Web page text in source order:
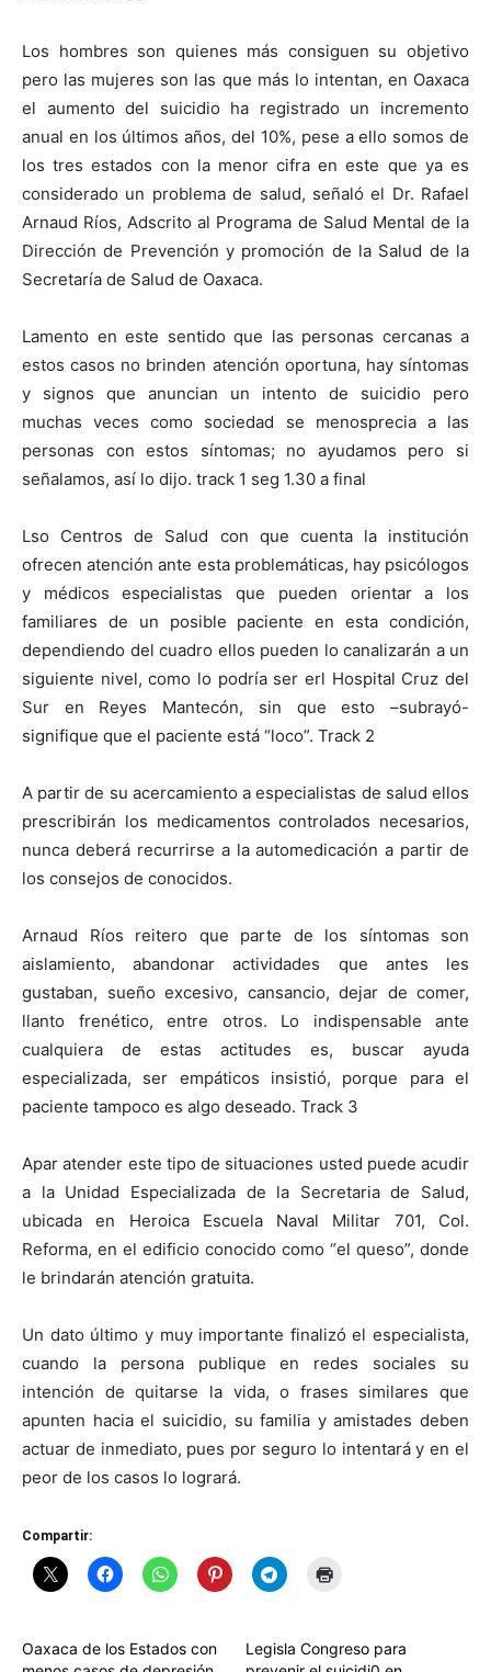
Los hombres son quienes más consiguen su objetivo
pero las mujeres son las que más lo intentan, en Oaxaca
el aumento del suicidio ha registrado un incremento
anual en los últimos años, del 10%, pese a ello somos de
los tres estados con la menor cifra en este que ya es
considerado un problema de salud, señaló el Dr. Rafael
Arnaud Ríos, Adscrito al Programa de Salud Mental de la
Dirección de Prevención y promoción de la Salud de la
Secretaría de Salud de Oaxaca.
Lamento en este sentido que las personas cercanas a
estos casos no brinden atención oportuna, hay síntomas
y signos que anuncian un intento de suicidio pero
muchas veces como sociedad se menosprecia a las
personas con estos síntomas; no ayudamos pero si
señalamos, así lo dijo. track 1 seg 1.30 a final
Lso Centros de Salud con que cuenta la institución
ofrecen atención ante esta problemáticas, hay psicólogos
y médicos especialistas que pueden orientar a los
familiares de un posible paciente en esta condición,
dependiendo del cuadro ellos pueden lo canalizarán a un
siguiente nivel, como lo podría ser erl Hospital Cruz del
Sur en Reyes Mantecón, sin que esto –subrayó-
signifique que el paciente está “loco”. Track 2
A partir de su acercamiento a especialistas de salud ellos
prescribirán los medicamentos controlados necesarios,
nunca deberá recurrirse a la automedicación a partir de
los consejos de conocidos.
Arnaud Ríos reitero que parte de los síntomas son
aislamiento, abandonar actividades que antes les
gustaban, sueño excesivo, cansancio, dejar de comer,
llanto frenético, entre otros. Lo indispensable ante
cualquiera de estas actitudes es, buscar ayuda
especializada, ser empáticos insistió, porque para el
paciente tampoco es algo deseado. Track 3
Apar atender este tipo de situaciones usted puede acudir
a la Unidad Especializada de la Secretaria de Salud,
ubicada en Heroica Escuela Naval Militar 701, Col.
Reforma, en el edificio conocido como “el queso”, donde
le brindarán atención gratuita.
Un dato último y muy importante finalizó el especialista,
cuando la persona publique en redes sociales su
intención de quitarse la vida, o frases similares que
apunten hacia el suicidio, su familia y amistades deben
actuar de inmediato, pues por seguro lo intentará y en el
peor de los casos lo logrará.
Compartir:
Oaxaca de los Estados con
Legisla Congreso para